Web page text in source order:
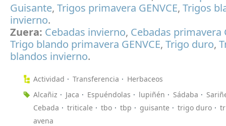
Guisante, Trigos primavera GENVCE, Trigos
invierno.
Zuera: Cebadas invierno, Cebadas primavera
Trigo blando primavera GENVCE, Trigo duro,
blandos invierno.
Actividad Transferencia
Herbaceos
Alcañiz
Jaca Espuéndolas lupiñén Sádaba
Cebada
triticale tbo tbp guisante trigo duro
avena